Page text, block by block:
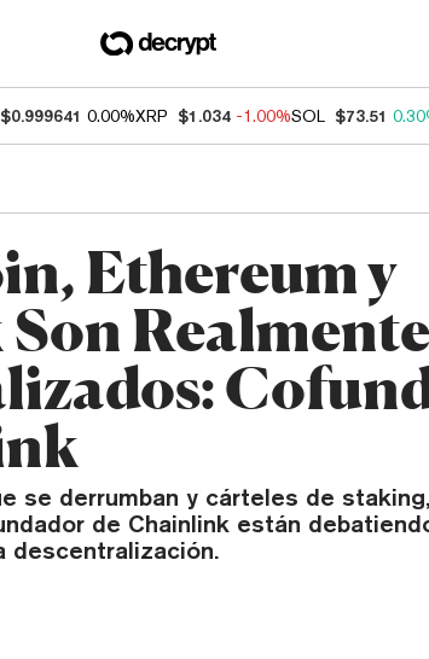
$0.999641 0.00%XRP $1.034 -1.00%SOL $73.51
Ethereum y
Realmente
se derrumban y cárteles de
de Chainlink están
descentralización.